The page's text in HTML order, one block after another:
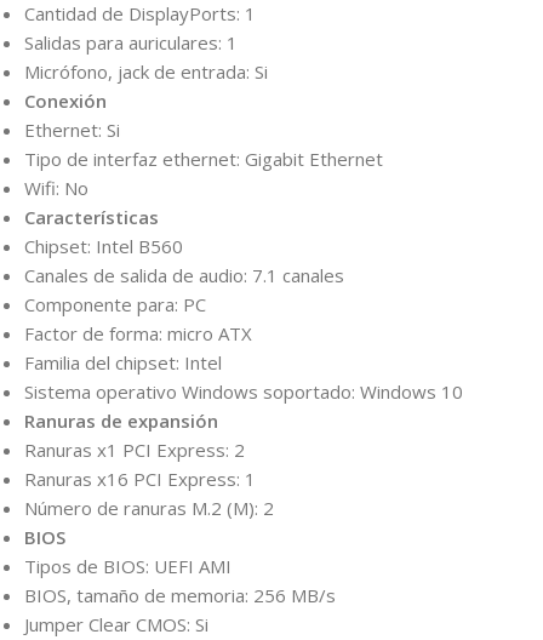
Cantidad de DisplayPorts: 1
Salidas para auriculares: 1
Micrófono, jack de entrada: Si
Conexión
Ethernet: Si
Tipo de interfaz ethernet: Gigabit Ethernet
Wifi: No
Características
Chipset: Intel B560
Canales de salida de audio: 7.1 canales
Componente para: PC
Factor de forma: micro ATX
Familia del chipset: Intel
Sistema operativo Windows soportado: Windows 10
Ranuras de expansión
Ranuras x1 PCI Express: 2
Ranuras x16 PCI Express: 1
Número de ranuras M.2 (M): 2
BIOS
Tipos de BIOS: UEFI AMI
BIOS, tamaño de memoria: 256 MB/s
Jumper Clear CMOS: Si